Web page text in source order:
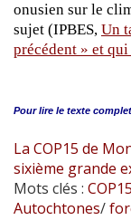
onusien sur le
sujet (IPBES, Un
précédent » et qui
Pour lire le texte
La COP15 de
sixième grande
Mots clés : COP15
Autochtones/